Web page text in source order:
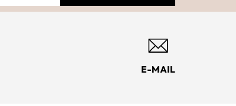
E-MAIL